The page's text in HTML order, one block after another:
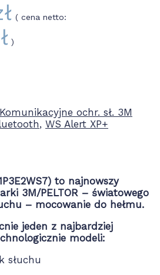
( cena netto:
)
Komunikacyjne ochr. sł. 3M
, WS Alert XP+
to najnowszy
3M/PELTOR – światowego
– mocowanie do hełmu.
jeden z najbardziej
modeli:
słuchu